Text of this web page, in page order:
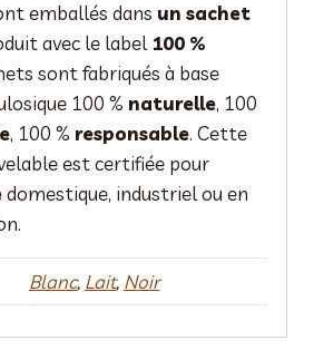
emballés dans un sachet
avec le label 100 %
sont fabriqués à base
100 % naturelle, 100
, 100 % responsable. Cette
est certifiée pour
domestique, industriel ou en
Blanc, Lait, Noir